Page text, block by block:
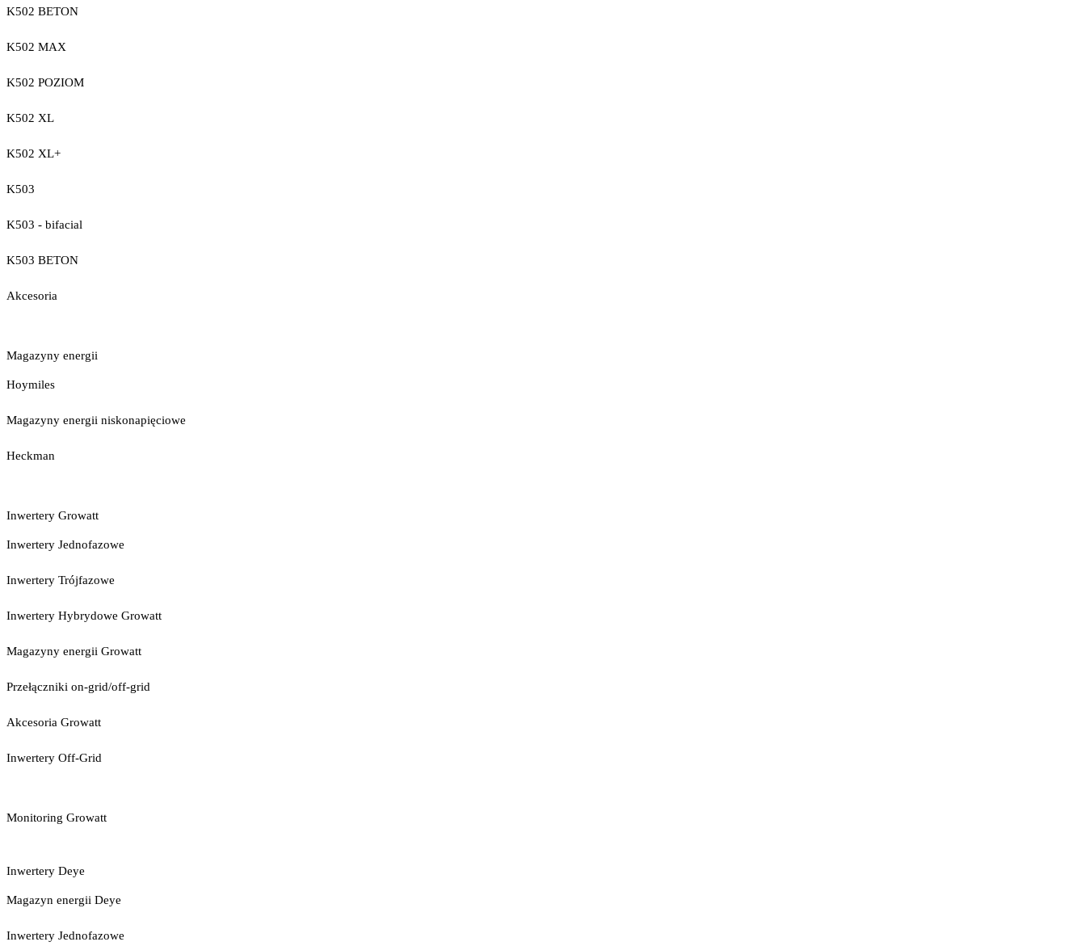
K502 BETON
K502 MAX
K502 POZIOM
K502 XL
K502 XL+
K503
K503 - bifacial
K503 BETON
Akcesoria
Magazyny energii
Hoymiles
Magazyny energii niskonapięciowe
Heckman
Inwertery Growatt
Inwertery Jednofazowe
Inwertery Trójfazowe
Inwertery Hybrydowe Growatt
Magazyny energii Growatt
Przełączniki on-grid/off-grid
Akcesoria Growatt
Inwertery Off-Grid
Monitoring Growatt
Inwertery Deye
Magazyn energii Deye
Inwertery Jednofazowe